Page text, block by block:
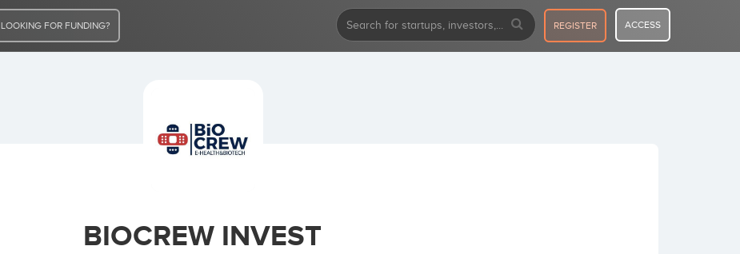
LOOKING FOR FUNDING? REGISTER ACCESS
BIOCREW INVEST